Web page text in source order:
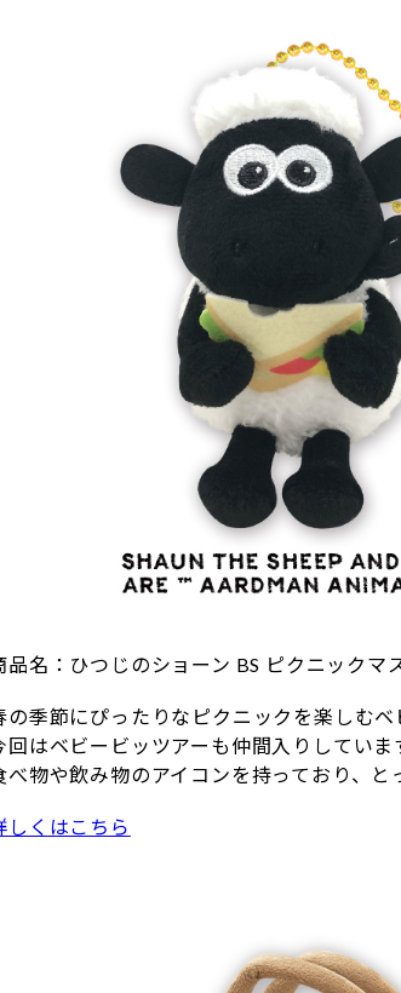
品名：ひつじのショーン BS ピクニックマ
の季節にぴったりなピクニックを楽しむベ
回はベビービッツアーも仲間入りしてい
べ物や飲み物のアイコンを持っており、と
しくはこちら